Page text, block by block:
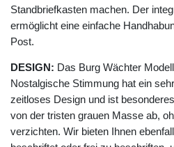
Standbriefkasten machen. Der
ermöglicht eine einfache
Post.
DESIGN: Das Burg Wächter
Nostalgische Stimmung hat ein
zeitloses Design und ist
von der tristen grauen Masse ab,
verzichten. Wir bieten Ihnen